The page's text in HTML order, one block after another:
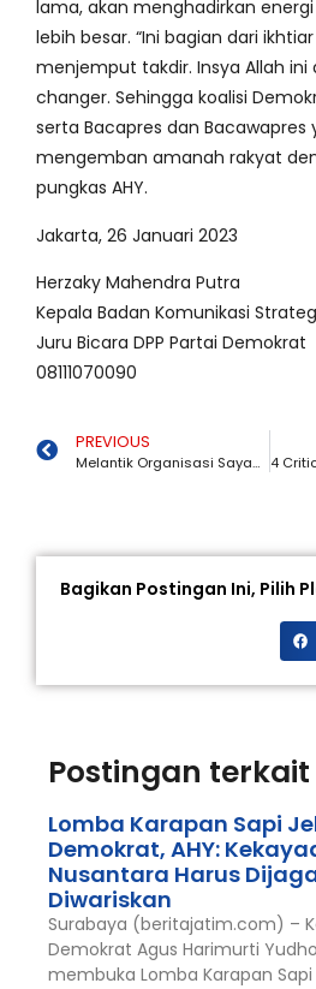
lama, akan menghadirkan
lebih besar. “Ini bagian dari
menjemput takdir. Insya Allah
changer. Sehingga koalisi
serta Bacapres dan Bacawapres
mengemban amanah rakyat
pungkas AHY.
Jakarta, 26 Januari 2023
Herzaky Mahendra Putra
Kepala Badan Komunikasi
Juru Bicara DPP Partai Demokrat
08111070090
PREVIOUS
Melantik Organisasi Sayap, PDRI, AHY: “Keberanian Itu Modal Utama Dalam Perjuangan”
Bagikan Postingan Ini, Pilih
Postingan terkait
Lomba Karapan Sapi
Demokrat, AHY:
Nusantara Harus
Diwariskan
Surabaya (beritajatim.com) –
Demokrat Agus Harimurti
membuka Lomba Karapan Sapi